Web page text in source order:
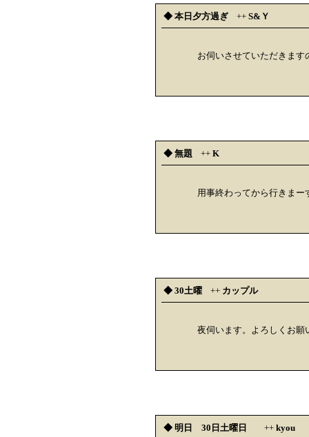
◆ 本日夕方過ぎ ++ S&Ｙ
お伺いさせていただきま
◆ 無題 ++ K
用事終わってから行きまー
◆ 30土曜 ++ カップル
夜伺います。よろしくお願
◆ 明日 30日土曜日 ++ kyou